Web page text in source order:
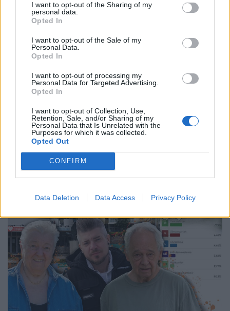
I want to opt-out of the Sharing of my
personal data.
Opted In
I want to opt-out of the Sale of my
Personal Data.
Opted In
I want to opt-out of processing my
Personal Data for Targeted Advertising.
Opted In
I want to opt-out of Collection, Use,
Retention, Sale, and/or Sharing of my
Personal Data that Is Unrelated with the
Purposes for which it was collected.
Opted Out
CONFIRM
Data Deletion Data Access Privacy Policy
NYHETER 2026-08-06 KL. 08:40
Så ser du meteorregnet och partiella solförmörkelsen
NYHETER 2026-08-06 KL. 08:42
Här är en röd fläcki en blå kommun
Vallentuna ingen toppkommun för äldre
Fler nyheter
PÅ STARTSIDAN JUST NU